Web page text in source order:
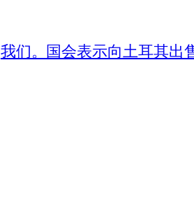
我们。国会表示向土耳其出